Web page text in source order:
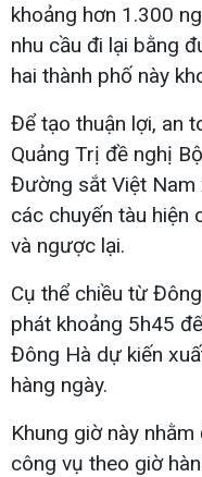
khoảng hơn 1.300
nhu cầu đi lại bằng
hai thành phố này
Để tạo thuận lợi, an
Quảng Trị đề nghị
Đường sắt Việt Nam
các chuyến tàu
và ngược lại.
Cụ thể chiều từ
phát khoảng 5h45
Đông Hà dự kiến
hàng ngày.
Khung giờ này
công vụ theo giờ